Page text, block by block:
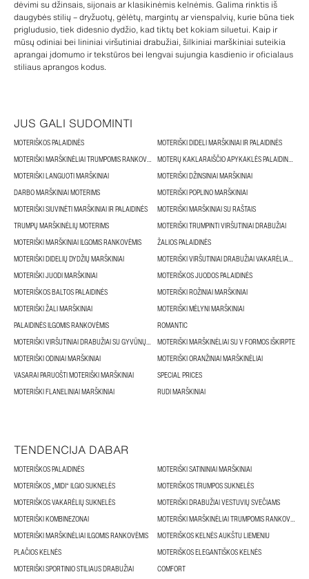
dėvimi su džinsais, sijonais ar klasikinėmis kelnėmis. Galima rinktis iš
daugybės stilių – dryžuotų, gėlėtų, margintų ar vienspalvių, kurie būna tiek
prigludusio, tiek didesnio dydžio, kad tiktų bet kokiam siluetui. Kaip ir
mūsų odiniai bei lininiai viršutiniai drabužiai, šilkiniai marškiniai suteikia
aprangai įdomumo ir tekstūros bei lengvai sujungia kasdienio ir oficialaus
stiliaus aprangos kodus.
JUS GALI SUDOMINTI
MOTERIŠKOS PALAIDINĖS
MOTERIŠKI DIDELI MARŠKINIAI IR PALAIDINĖS
MOTERIŠKI MARŠKINĖLIAI TRUMPOMIS RANKOVĖMIS
MOTERŲ KAKLARAIŠČIO APYKAKLĖS PALAIDINĖS IR PALAIDINĖS SU KASPINAIS
MOTERIŠKI LANGUOTI MARŠKINIAI
MOTERIŠKI DŽINSINIAI MARŠKINIAI
DARBO MARŠKINIAI MOTERIMS
MOTERIŠKI POPLINO MARŠKINIAI
MOTERIŠKI SIUVINĖTI MARŠKINIAI IR PALAIDINĖS
MOTERIŠKI MARŠKINIAI SU RAŠTAIS
TRUMPŲ MARŠKINĖLIŲ MOTERIMS
MOTERIŠKI TRUMPINTI VIRŠUTINIAI DRABUŽIAI
MOTERIŠKI MARŠKINIAI ILGOMIS RANKOVĖMIS
ŽALIOS PALAIDINĖS
MOTERIŠKI DIDELIŲ DYDŽIŲ MARŠKINIAI
MOTERIŠKI VIRŠUTINIAI DRABUŽIAI VAKARĖLIAMS IR VAKARUI
MOTERIŠKI JUODI MARŠKINIAI
MOTERIŠKOS JUODOS PALAIDINĖS
MOTERIŠKOS BALTOS PALAIDINĖS
MOTERIŠKI ROŽINIAI MARŠKINIAI
MOTERIŠKI ŽALI MARŠKINIAI
MOTERIŠKI MĖLYNI MARŠKINIAI
PALAIDINĖS ILGOMIS RANKOVĖMIS
ROMANTIC
MOTERIŠKI VIRŠUTINIAI DRABUŽIAI SU GYVŪNŲ RAŠTAIS
MOTERIŠKI MARŠKINĖLIAI SU V FORMOS IŠKIRPTE
MOTERIŠKI ODINIAI MARŠKINIAI
MOTERIŠKI ORANŽINIAI MARŠKINĖLIAI
VASARAI PARUOŠTI MOTERIŠKI MARŠKINIAI
SPECIAL PRICES
MOTERIŠKI FLANELINIAI MARŠKINIAI
RUDI MARŠKINIAI
TENDENCIJA DABAR
MOTERIŠKOS PALAIDINĖS
MOTERIŠKI SATININIAI MARŠKINIAI
MOTERIŠKOS „MIDI“ ILGIO SUKNELĖS
MOTERIŠKOS TRUMPOS SUKNELĖS
MOTERIŠKOS VAKARĖLIŲ SUKNELĖS
MOTERIŠKI DRABUŽIAI VESTUVIŲ SVEČIAMS
MOTERIŠKI KOMBINEZONAI
MOTERIŠKI MARŠKINĖLIAI TRUMPOMIS RANKOVĖMIS
MOTERIŠKI MARŠKINĖLIAI ILGOMIS RANKOVĖMIS
MOTERIŠKOS KELNĖS AUKŠTU LIEMENIU
PLAČIOS KELNĖS
MOTERIŠKOS ELEGANTIŠKOS KELNĖS
MOTERIŠKI SPORTINIO STILIAUS DRABUŽIAI
COMFORT